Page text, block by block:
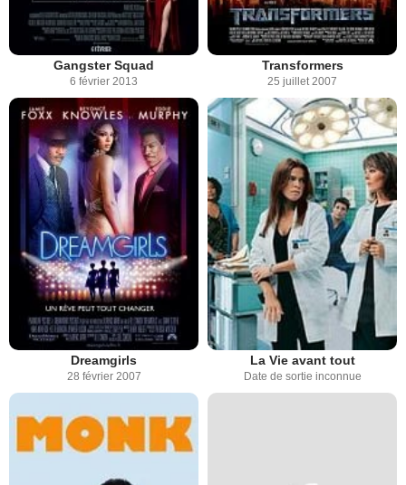
Gangster Squad
6 février 2013
Transformers
25 juillet 2007
Dreamgirls
28 février 2007
La Vie avant tout
Date de sortie inconnue